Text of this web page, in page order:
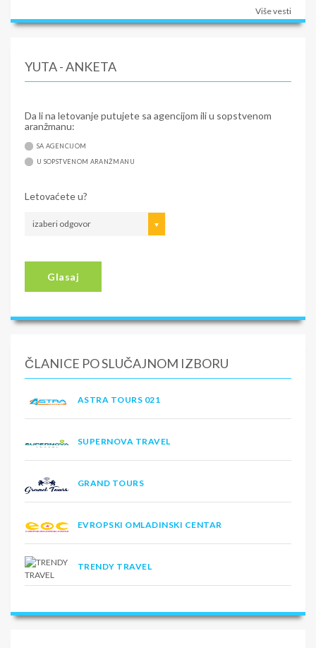
Više vesti
YUTA - ANKETA
Da li na letovanje putujete sa agencijom ili u sopstvenom
aranžmanu:
SA AGENCIJOM
U SOPSTVENOM ARANŽMANU
Letovaćete u?
izaberi odgovor
Glasaj
ČLANICE PO SLUČAJNOM IZBORU
ASTRA TOURS 021
SUPERNOVA TRAVEL
GRAND TOURS
EVROPSKI OMLADINSKI CENTAR
TRENDY TRAVEL